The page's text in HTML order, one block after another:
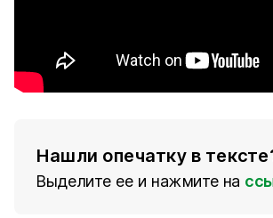
Нашли опечатку в
Выделите ее и нажмите на